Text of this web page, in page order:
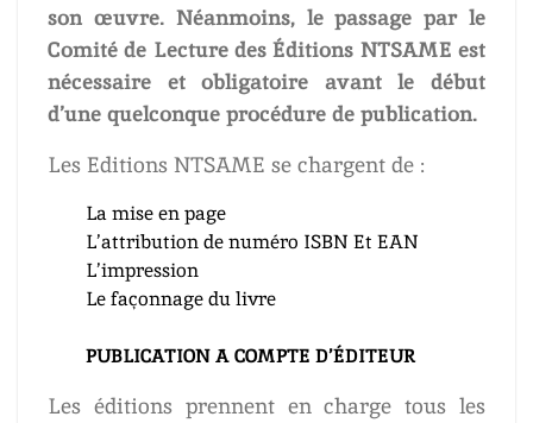
son œuvre. Néanmoins, le passage par le
Comité de Lecture des Éditions NTSAME est
nécessaire et obligatoire avant le début
d’une quelconque procédure de publication.
Les Editions NTSAME se chargent de :
La mise en page
L’attribution de numéro ISBN Et EAN
L’impression
Le façonnage du livre
PUBLICATION A COMPTE D’ÉDITEUR
Les éditions prennent en charge tous les